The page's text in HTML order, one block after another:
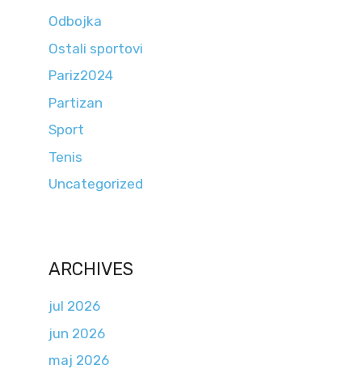
Odbojka
Ostali sportovi
Pariz2024
Partizan
Sport
Tenis
Uncategorized
ARCHIVES
jul 2026
jun 2026
maj 2026